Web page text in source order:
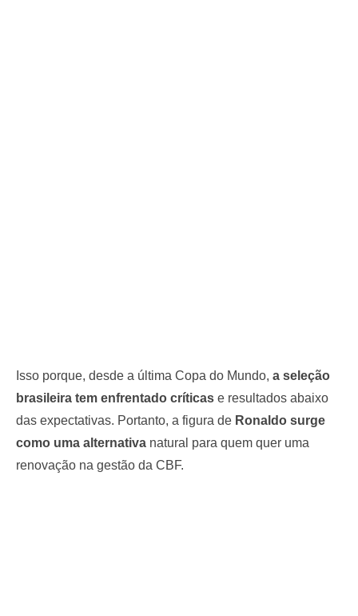
Isso porque, desde a última Copa do Mundo, a seleção
brasileira tem enfrentado críticas e resultados abaixo
das expectativas. Portanto, a figura de Ronaldo surge
como uma alternativa natural para quem quer uma
renovação na gestão da CBF.